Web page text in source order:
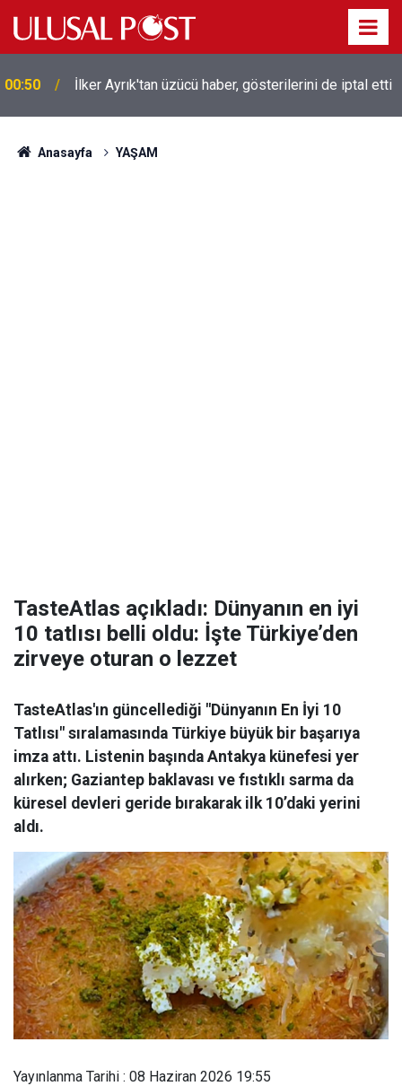
00:39
Liverpool efsanesi Mısırlı yıldız Mohamed Salah
Trabzonspor ile anlaştı! Yarın geliyor
Anasayfa YAŞAM
TasteAtlas açıkladı: Dünyanın en iyi
10 tatlısı belli oldu: İşte Türkiye’den
zirveye oturan o lezzet
TasteAtlas'ın güncellediği "Dünyanın En İyi 10
Tatlısı" sıralamasında Türkiye büyük bir başarıya
imza attı. Listenin başında Antakya künefesi yer
alırken; Gaziantep baklavası ve fıstıklı sarma da
küresel devleri geride bırakarak ilk 10’daki yerini
aldı.
Yayınlanma Tarihi : 08 Haziran 2026 19:55